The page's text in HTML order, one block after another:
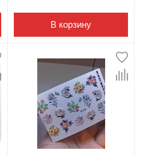
В корзину